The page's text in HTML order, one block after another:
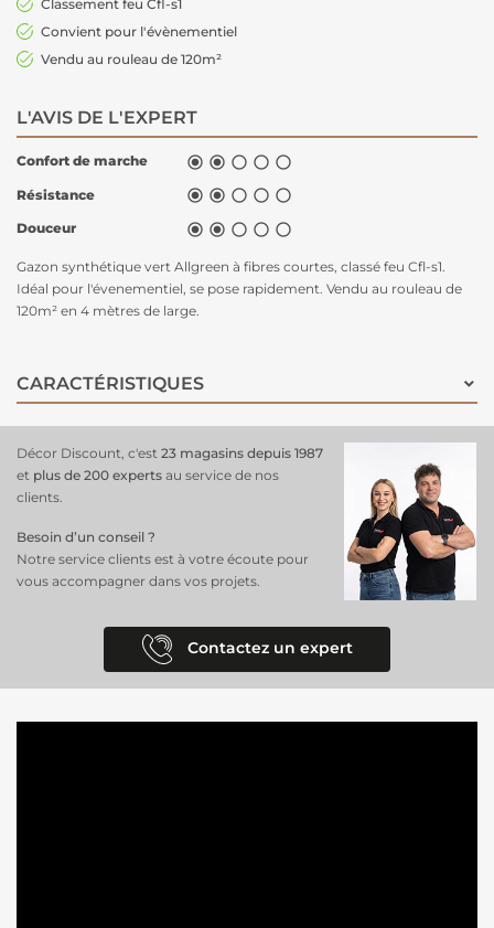
Classement feu Cfl-s1
Convient pour l'évènementiel
Vendu au rouleau de 120m²
L'AVIS DE L'EXPERT
Confort de marche     
Résistance     
Douceur     
Gazon synthétique vert Allgreen à fibres courtes, classé feu Cfl-s1.
Idéal pour l'évenementiel, se pose rapidement. Vendu au rouleau de
120m² en 4 mètres de large.
CARACTÉRISTIQUES
Décor Discount, c'est 23 magasins depuis 1987
et plus de 200 experts au service de nos
clients.
Besoin d’un conseil ?
Notre service clients est à votre écoute pour
vous accompagner dans vos projets.
Contactez un expert